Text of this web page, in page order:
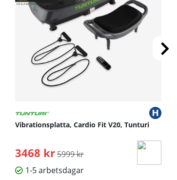
Vibrationsplatta, Cardio Fit V20, Tunturi
3468 kr Ordinarie pris:
5999 kr
1-5 arbetsdagar